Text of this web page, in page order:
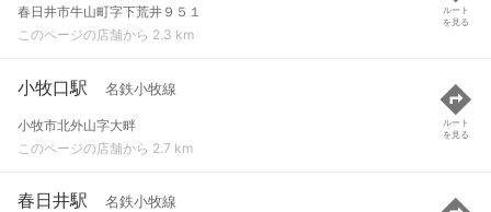
春日井市牛山町字下荒井９５１
このページの店舗から 2.3 km
ルート
を見る
小牧口駅 名鉄小牧線
小牧市北外山字大畔
このページの店舗から 2.7 km
ルート
を見る
春日井駅 名鉄小牧線